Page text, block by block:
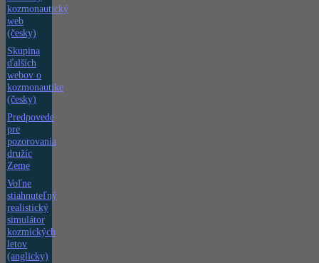
kozmonautický
web
(česky)
Skupina
ďalších
webov o
kozmonautike
(česky)
Predpovede
pre
pozorovania
družíc
Zeme
Voľne
stiahnuteľný
realistický
simulátor
kozmických
letov
(anglicky)